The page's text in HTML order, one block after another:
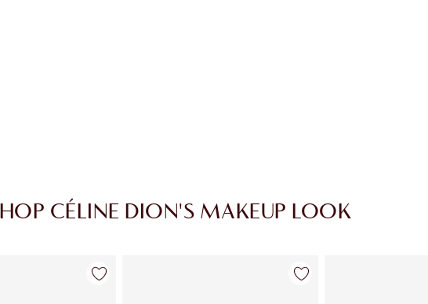
CÉLINE DION'S MAKEUP LOOK
Article 2 sur 9 Article 3 sur 9